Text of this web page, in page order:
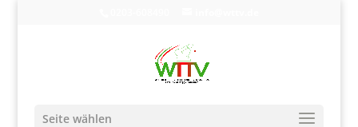
Seite wählen